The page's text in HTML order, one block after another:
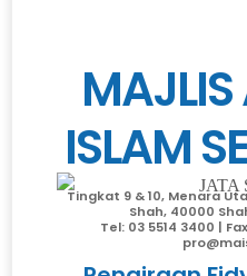
ISLAM
Tingkat 9 & 10, Menara
Shah, 40000
Tel: 03 5514 3400 |